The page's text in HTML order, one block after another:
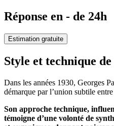
Réponse en - de 24h
Estimation gratuite
Style et technique
Dans les années 1930, Georges
démarque par l’union subtile
Son approche technique,
témoigne d’une volonté de